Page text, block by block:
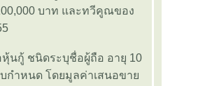
บาท และทวีคูณของ
นกู้ ชนิดระบุชื่อผู้ถือ อายุ 10
บกำหนด โดยมูลค่าเสนอขา